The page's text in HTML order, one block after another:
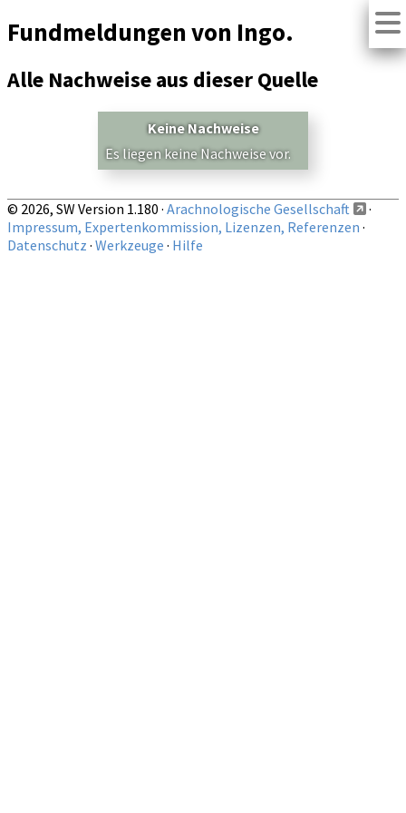
Fundmeldungen von Ingo.
Alle Nachweise aus dieser Quelle
Keine Nachweise
Es liegen keine Nachweise vor.
© 2026, SW Version 1.180 · Arachnologische Gesellschaft
·
Impressum, Expertenkommission, Lizenzen, Referenzen ·
Datenschutz · Werkzeuge · Hilfe